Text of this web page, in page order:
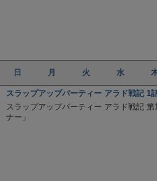
日 月 火 水
スラップアップパーティー アラド戦記 1
スラップアップパーティー アラド戦記
ナー」